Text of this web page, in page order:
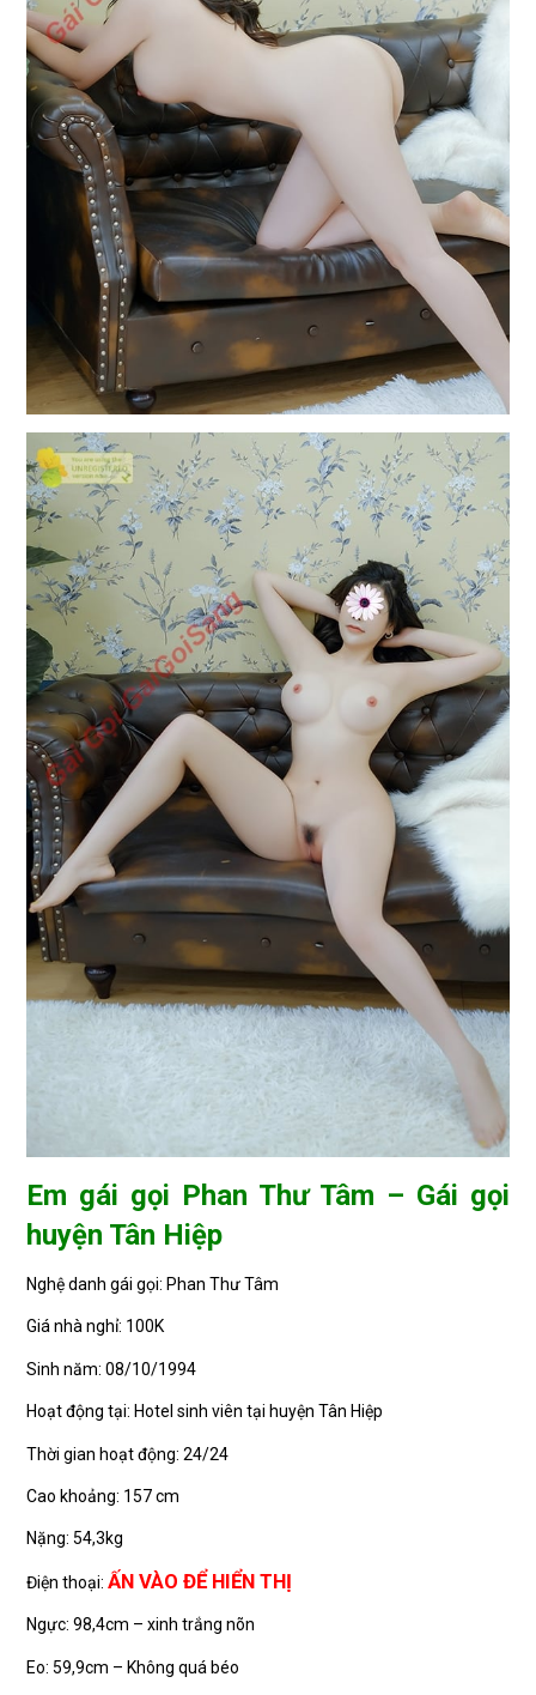
Em gái gọi Phan Thư Tâm – Gái gọi
huyện Tân Hiệp
Nghệ danh gái gọi: Phan Thư Tâm
Giá nhà nghỉ: 100K
Sinh năm: 08/10/1994
Hoạt động tại: Hotel sinh viên tại huyện Tân Hiệp
Thời gian hoạt động: 24/24
Cao khoảng: 157 cm
Nặng: 54,3kg
Điện thoại:ẤN VÀO ĐỂ HIỂN THỊ
Ngực: 98,4cm – xinh trắng nõn
Eo: 59,9cm – Không quá béo